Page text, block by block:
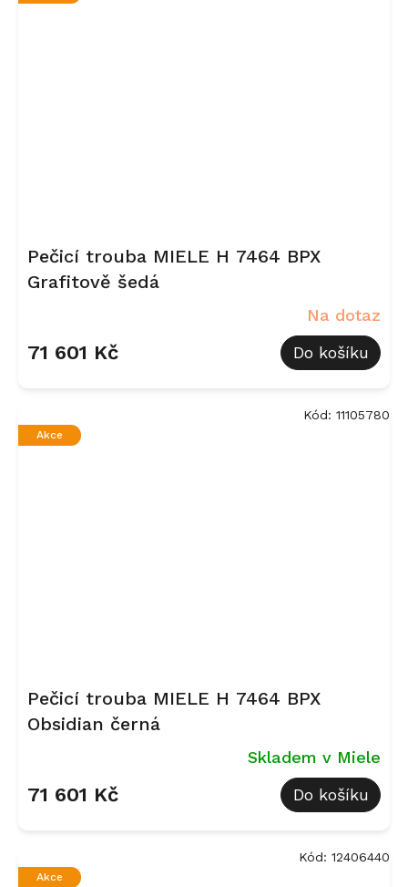
Pečicí trouba MIELE H 7464 BPX
Grafitově šedá
Na dotaz
71 601 Kč Do košíku
Akce
Pečicí trouba MIELE H 7464 BPX
Obsidian černá
Skladem v Miele
71 601 Kč Do košíku
Kód: 11105780
Akce
Kód: 12406440